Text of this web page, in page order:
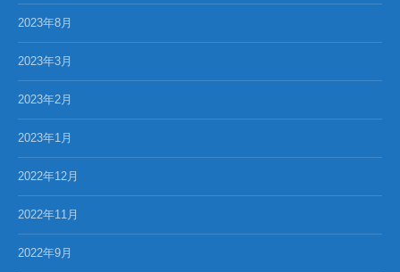
2023年8月
2023年3月
2023年2月
2023年1月
2022年12月
2022年11月
2022年9月